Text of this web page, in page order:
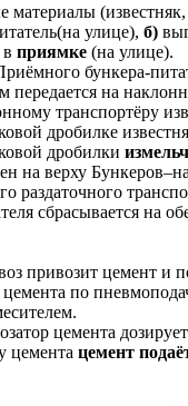
материалы
улице), б)
приямке (на улице).
бункера-
передается на
транспортёру
дробилке
дробилки
на верху
раздаточного
сбрасывается на
привозит цемент и
по
цемента
цемента цемент